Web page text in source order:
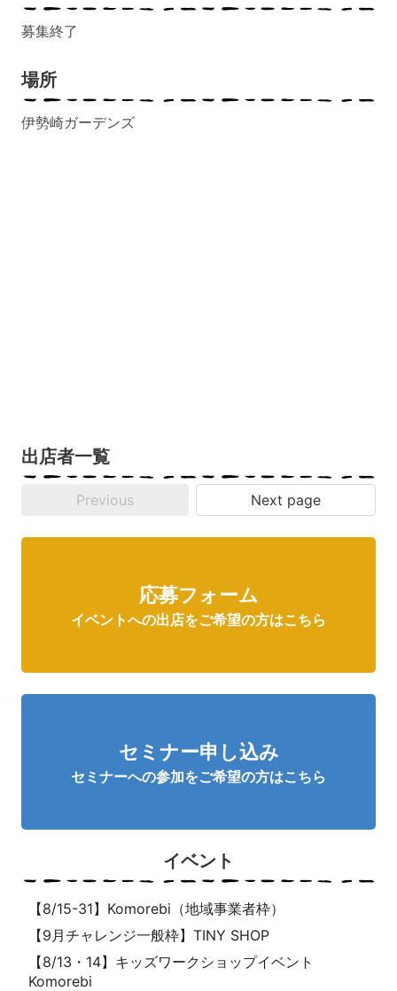
募集終了
場所
伊勢崎ガーデンズ
出店者一覧
Previous Next page
応募フォーム
イベントへの出店をご希望の方はこちら
セミナー申し込み
セミナーへの参加をご希望の方はこちら
イベント
【8/15-31】Komorebi（地域事業者枠）
【9月チャレンジ一般枠】TINY SHOP
【8/13・14】キッズワークショップイベント
Komorebi